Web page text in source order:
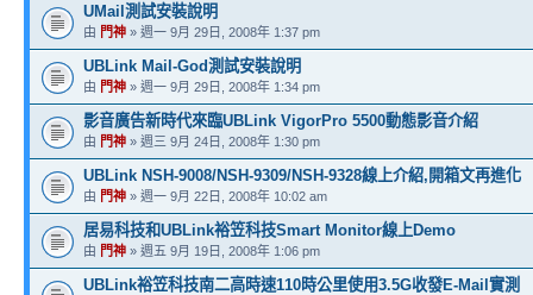
UMail測試安裝說明
由 門神 » 週一 9月 29日, 2008年 1:37 pm
UBLink Mail-God測試安裝說明
由 門神 » 週一 9月 29日, 2008年 1:34 pm
影音廣告新時代來臨UBLink VigorPro 5500動態影音介紹
由 門神 » 週三 9月 24日, 2008年 1:30 pm
UBLink NSH-9008/NSH-9309/NSH-9328線上介紹,開箱文再進化
由 門神 » 週一 9月 22日, 2008年 10:02 am
居易科技和UBLink裕笠科技Smart Monitor線上Demo
由 門神 » 週五 9月 19日, 2008年 1:06 pm
UBLink裕笠科技南二高時速110時公里使用3.5G收發E-Mail實測